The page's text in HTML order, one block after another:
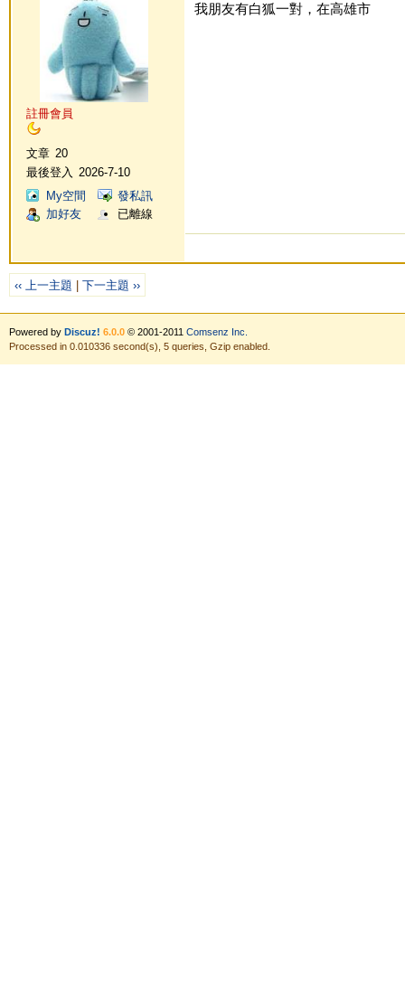
註冊會員
文章 20
最後登入
2026-7-10
My空間
發私訊
加好友
已離線
我朋友有白狐一對，在高雄市
‹‹ 上一主題 下一主題 ››
Powered by Discuz! 6.0.0© 2001-2011 Comsenz Inc.
Processed in 0.010336 second(s), 5 queries, Gzip enabled.